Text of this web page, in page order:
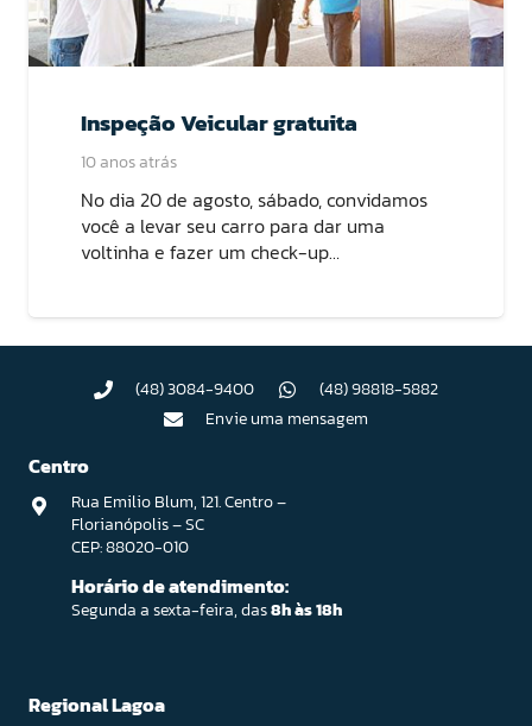
Inspeção Veicular gratuita
10 anos atrás
No dia 20 de agosto, sábado, convidamos
você a levar seu carro para dar uma
voltinha e fazer um check-up…
(48) 3084-9400
(48) 98818-5882
Envie uma mensagem
Centro
Rua Emilio Blum, 121. Centro –
Florianópolis – SC
CEP: 88020-010
Horário de atendimento:
Segunda a sexta-feira, das8h às 18h
Regional Lagoa